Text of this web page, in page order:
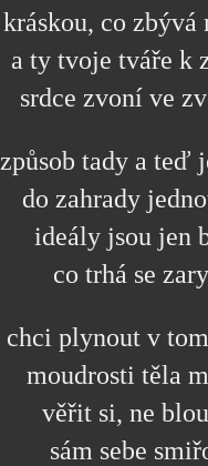
kráskou, co zbývá
a ty tvoje tváře k
srdce zvoní ve
způsob tady a teď
do zahrady
ideály jsou jen
co trhá se
chci plynout v
moudrosti těla
věřit si, ne
sám sebe